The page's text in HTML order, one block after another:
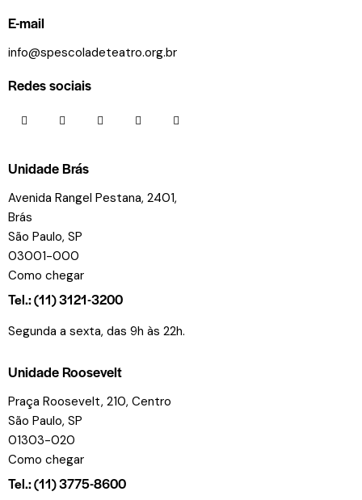
E-mail
info@spescoladeteatro.org.br
Redes sociais
Unidade Brás
Avenida Rangel Pestana, 2401,
Brás
São Paulo, SP
03001-000
Como chegar
Tel.: (11) 3121-3200
Segunda a sexta, das 9h às 22h.
Unidade Roosevelt
Praça Roosevelt, 210, Centro
São Paulo, SP
01303-020
Como chegar
Tel.: (11) 3775-8600